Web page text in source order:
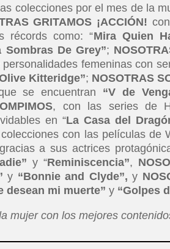
colecciones por el mes de la
GRITAMOS ¡ACCIÓN!
récords como: “Mira Quien
Sombras De Grey”;
femeninas con
Kitteridge”; NOSOTRAS
se encuentran “V de
, con las series de
en “La Casa del
con las películas de
a sus actrices
y “Reminiscencia”,
y “Bonnie and Clyde”,y
desean mi muerte”y “Golpes
mujer con los mejores